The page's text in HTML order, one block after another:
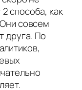
способа, как
совсем
друга. По